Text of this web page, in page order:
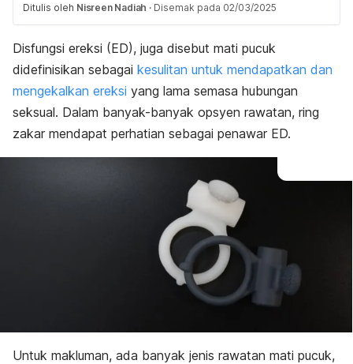
Ditulis oleh Nisreen Nadiah · Disemak pada 02/03/2025
Disfungsi ereksi (ED), juga disebut mati pucuk
didefinisikan sebagai kesulitan untuk mendapatkan dan
mengekalkan ereksi yang lama semasa hubungan
seksual. Dalam banyak-banyak opsyen rawatan, ring
zakar mendapat perhatian sebagai penawar ED.
Untuk makluman, ada banyak jenis rawatan mati pucuk,